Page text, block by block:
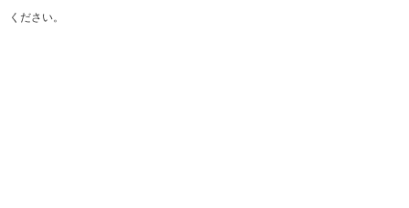
ください。